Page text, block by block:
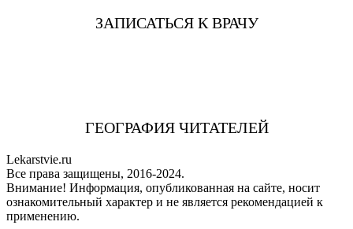
ЗАПИСАТЬСЯ К ВРАЧУ
ГЕОГРАФИЯ ЧИТАТЕЛЕЙ
Lekarstvie.ru
Все права защищены, 2016-2024.
Внимание! Информация, опубликованная на сайте, носит
ознакомительный характер и не является рекомендацией к
применению.